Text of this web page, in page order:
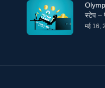
स्टेप –
मई 16,